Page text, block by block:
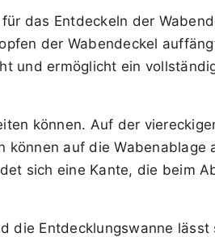
das Entdeckeln der
der Wabendeckel
und ermöglicht ein
können. Auf der
auf die Wabenablage
sich eine Kante, die beim
Entdecklungswanne